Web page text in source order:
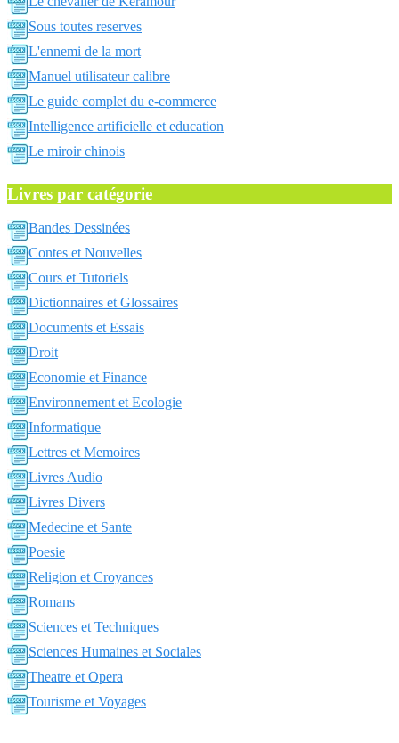
Sous toutes reserves
L'ennemi de la mort
Manuel utilisateur calibre
Le guide complet du e-commerce
Intelligence artificielle et education
Le miroir chinois
Livres par catégorie
Bandes Dessinées
Contes et Nouvelles
Cours et Tutoriels
Dictionnaires et Glossaires
Documents et Essais
Droit
Economie et Finance
Environnement et Ecologie
Informatique
Lettres et Memoires
Livres Audio
Livres Divers
Medecine et Sante
Poesie
Religion et Croyances
Romans
Sciences et Techniques
Sciences Humaines et Sociales
Theatre et Opera
Tourisme et Voyages